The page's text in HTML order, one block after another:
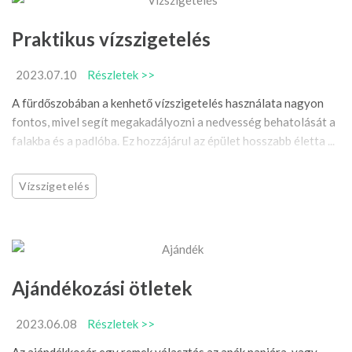
Praktikus vízszigetelés
2023.07.10
Részletek >>
A fürdőszobában a kenhető vízszigetelés használata nagyon
fontos, mivel segít megakadályozni a nedvesség behatolását a
falakba és a padlóba. Ez hozzájárul az épület hosszabb életta ...
Vízszigetelés
Ajándékozási ötletek
2023.06.08
Részletek >>